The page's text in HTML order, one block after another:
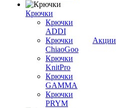
Крючки
Крючки
ADDI
Крючки
ChiaoGoo
Крючки
KnitPro
Крючки
GAMMA
Крючки
PRYM
Акции